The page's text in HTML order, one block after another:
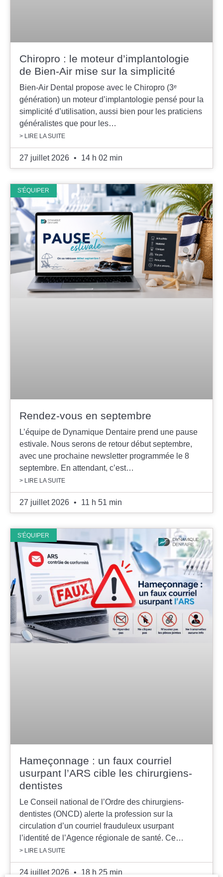
Chiropro : le moteur d’implantologie
de Bien-Air mise sur la simplicité
Bien-Air Dental propose avec le Chiropro (3ᵉ
génération) un moteur d’implantologie pensé pour la
simplicité d’utilisation, aussi bien pour les praticiens
généralistes que pour les…
> LIRE LA SUITE
27 juillet 2026 14 h 02 min
S'ÉQUIPER
Rendez-vous en septembre
L’équipe de Dynamique Dentaire prend une pause
estivale. Nous serons de retour début septembre,
avec une prochaine newsletter programmée le 8
septembre. En attendant, c’est…
> LIRE LA SUITE
27 juillet 2026 11 h 51 min
S'ÉQUIPER
Hameçonnage : un faux courriel
usurpant l’ARS cible les chirurgiens-
dentistes
Le Conseil national de l’Ordre des chirurgiens-
dentistes (ONCD) alerte la profession sur la
circulation d’un courriel frauduleux usurpant
l’identité de l’Agence régionale de santé. Ce…
> LIRE LA SUITE
24 juillet 2026 18 h 25 min